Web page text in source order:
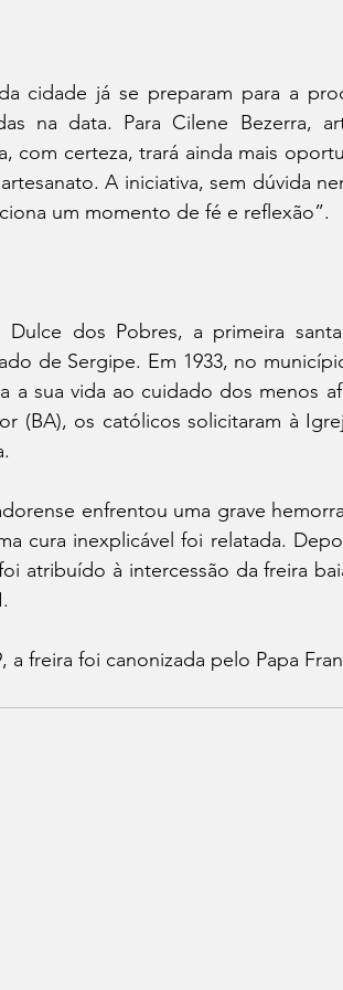
cidade já se preparam para a
na data. Para Cilene Bezerra,
com certeza, trará ainda mais
A iniciativa, sem dúvida
um momento de fé e reflexão”.
dos Pobres, a primeira
de Sergipe. Em 1933, no
a sua vida ao cuidado dos menos
(BA), os católicos solicitaram à
enfrentou uma grave
cura inexplicável foi relatada.
atribuído à intercessão da freira
a freira foi canonizada pelo Papa